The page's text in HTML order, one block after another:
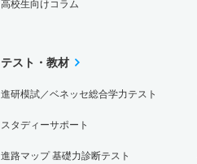
高校生向けコラム
テスト・教材
進研模試／ベネッセ総合学力テスト
スタディーサポート
進路マップ 基礎力診断テスト